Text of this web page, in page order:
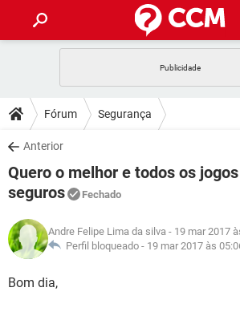
CELULAR
OUTLOOK
INSTAGRAM GMAIL
GUIA DE COMPRAS
DICAS
JOGOS
OUTLOOK
GUIA DE COMPRAS
DOWNLOADS
JOGOS
CELULAR
OUTLOOK EXCEL
INSTAGRAM
GUIA DE COMPRAS
FÓRUM
CELULAR FACEBOOK
GLOSSÁRIO
JOGOS
CELULAR
Fórum Segurança
Anterior
Quero o melhor e todos os
seguros
Fechado
Andre Felipe Lima da silva - 19 mar 2017
Perfil bloqueado - 19 mar 2017 às
Bom dia,